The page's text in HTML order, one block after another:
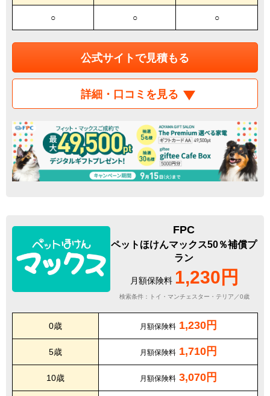
○ ○ ○
公式サイトで見積もる
詳細・口コミを見る
FPC
ペットほけんマックス50％補償プ
ラン
月額保険料 1,230円
検索条件：トイ・マンチェスター・テリア／0歳
0歳 月額保険料 1,230円
5歳 月額保険料 1,710円
10歳 月額保険料 3,070円